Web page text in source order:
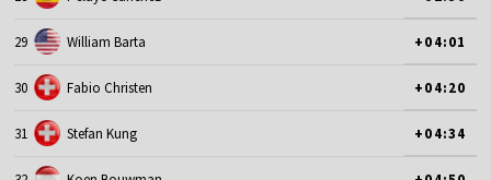
29 William Barta +04:01
30 Fabio Christen +04:20
31 Stefan Kung +04:34